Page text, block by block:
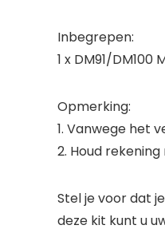
Inbegrepen:
1 x DM91/
Opmerking:
1. Vanwege het
2. Houd
Stel je voor dat
deze kit kunt u